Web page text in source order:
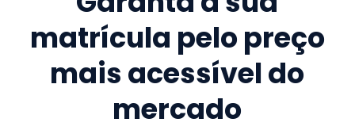
matrícula pelo preço
mais acessível do
mercado